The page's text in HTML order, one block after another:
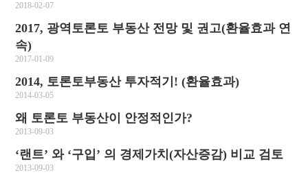
2018-02-07
2017, 광역토론토 부동산 전망 및 권고(환율효과 연
속)
2017-01-09
2014, 토론토부동산 투자적기! (환율효과)
2014-03-05
왜 토론토 부동산이 안정적인가?
2013-09-03
‘랜트’ 와 ‘구입’ 의 경제가치(자산증감) 비교 검토
2013-09-03